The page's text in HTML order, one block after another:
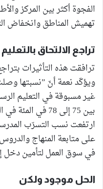
الفجوة أكثر بين المركز
تهميش المناطق وانخفاض
تراجع الالتحاق بالتعليم
ترافقت هذه التأثيرات
غير مسبوقة في التعليم
بين 75 إلى 78
ارتفعت نسب التسرّب
على متابعة المنهاج
في سوق العمل لتأمين دخل
الحل موجود ولكن